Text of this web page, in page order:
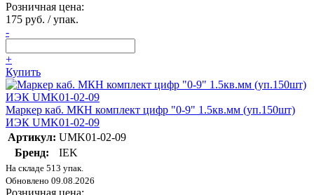
Розничная цена:
175 руб. / упак.
-
+
Купить
Маркер каб. МКН комплект цифр "0-9" 1.5кв.мм (уп.150шт)
ИЭК UMK01-02-09
Артикул: UMK01-02-09
Бренд:
IEK
На складе 513 упак.
Обновлено 09.08.2026
Розничная цена: